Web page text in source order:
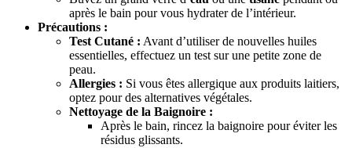
après le bain pour vous hydrater de l’intérieur.
Précautions :
Test Cutané : Avant d’utiliser de nouvelles huiles
essentielles, effectuez un test sur une petite zone de
peau.
Allergies : Si vous êtes allergique aux produits laitiers,
optez pour des alternatives végétales.
Nettoyage de la Baignoire :
Après le bain, rincez la baignoire pour éviter les
résidus glissants.